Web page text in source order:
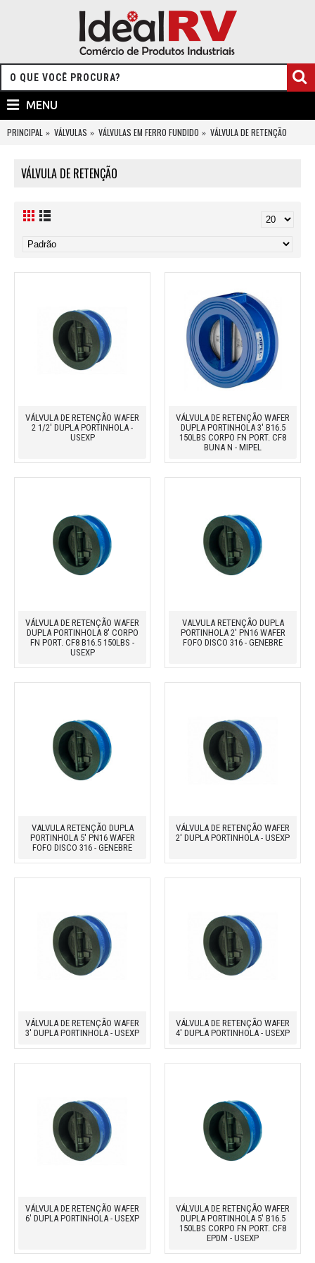
MENU
PRINCIPAL VÁLVULAS VÁLVULAS EM FERRO FUNDIDO VÁLVULA DE RETENÇÃO
VÁLVULA DE RETENÇÃO
VÁLVULA DE RETENÇÃO WAFER
2 1/2' DUPLA PORTINHOLA -
USEXP
VÁLVULA DE RETENÇÃO WAFER
DUPLA PORTINHOLA 3' B16.5
150LBS CORPO FN PORT. CF8
BUNA N - MIPEL
VÁLVULA DE RETENÇÃO WAFER
DUPLA PORTINHOLA 8' CORPO
FN PORT. CF8 B16.5 150LBS -
USEXP
VALVULA RETENÇÃO DUPLA
PORTINHOLA 2' PN16 WAFER
FOFO DISCO 316 - GENEBRE
VALVULA RETENÇÃO DUPLA
PORTINHOLA 5' PN16 WAFER
FOFO DISCO 316 - GENEBRE
VÁLVULA DE RETENÇÃO WAFER
2' DUPLA PORTINHOLA - USEXP
VÁLVULA DE RETENÇÃO WAFER
3' DUPLA PORTINHOLA - USEXP
VÁLVULA DE RETENÇÃO WAFER
4' DUPLA PORTINHOLA - USEXP
VÁLVULA DE RETENÇÃO WAFER
6' DUPLA PORTINHOLA - USEXP
VÁLVULA DE RETENÇÃO WAFER
DUPLA PORTINHOLA 5' B16.5
150LBS CORPO FN PORT. CF8
EPDM - USEXP